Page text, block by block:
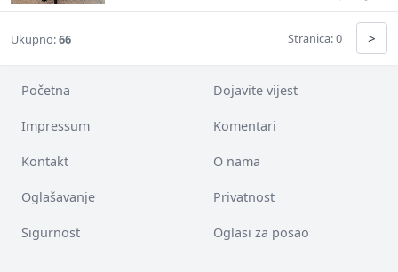
Ukupno:66 Stranica: 0 >
Početna Dojavite vijest
Impressum Komentari
Kontakt O nama
Oglašavanje Privatnost
Sigurnost Oglasi za posao